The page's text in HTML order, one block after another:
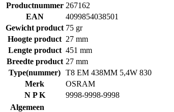
Productnummer 267162
EAN
4099854038501
Gewicht product 75 gr
Hoogte product 27 mm
Lengte product 451 mm
Breedte product 27 mm
Type(nummer) T8 EM 438MM 5,4W 830
Merk
OSRAM
N P K
9998-9998-9998
Algemeen